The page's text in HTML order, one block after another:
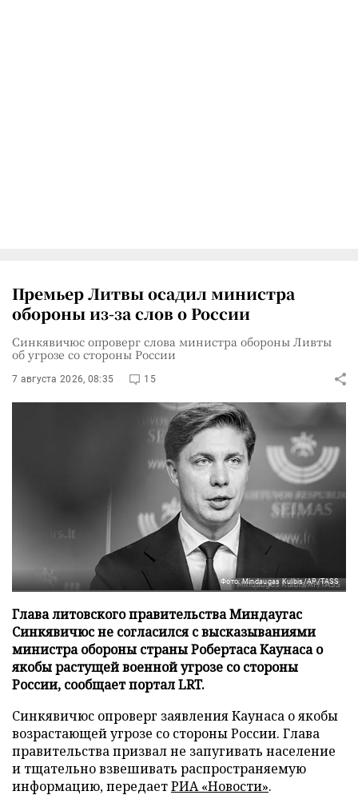
Премьер Литвы осадил министра
обороны из-за слов о России
Синкявичюс опроверг слова министра обороны Ливты
об угрозе со стороны России
7 августа 2026, 08:35 15
Фото: Mindaugas Kulbis/AP/TASS
Глава литовского правительства Миндаугас
Синкявичюс не согласился с высказываниями
министра обороны страны Робертаса Каунаса о
якобы растущей военной угрозе со стороны
России, сообщает портал LRT.
Синкявичюс опроверг заявления Каунаса о якобы
возрастающей угрозе со стороны России. Глава
правительства призвал не запугивать население
и тщательно взвешивать распространяемую
информацию, передаетРИА «Новости».